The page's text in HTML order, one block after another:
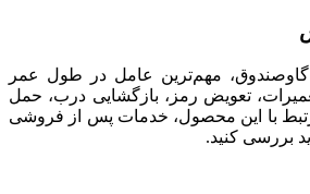
مهم‌ترین عامل در طول عمر
تعویض رمز، بازگشایی درب، حمل
با این محصول، خدمات پس از فروشی
بررسی کنید.